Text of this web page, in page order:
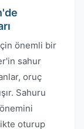
önemli bir
sahur
oruç
Sahuru
oturup